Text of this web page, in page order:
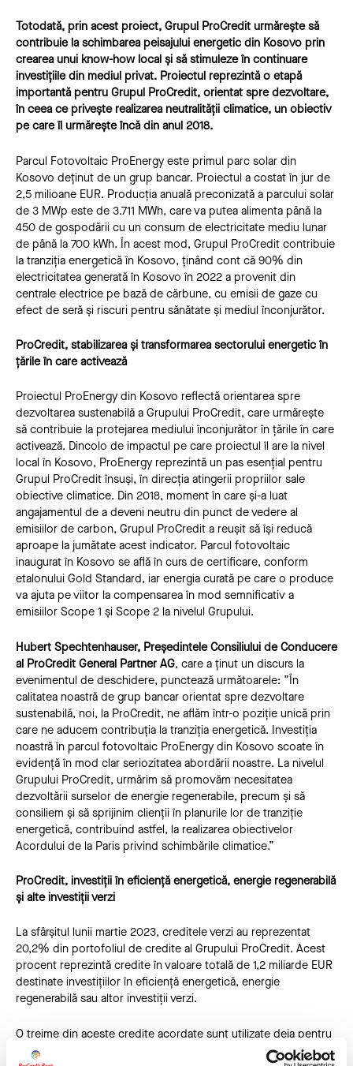
Totodată, prin acest proiect, Grupul ProCredit urmărește să
contribuie la schimbarea peisajului energetic din Kosovo prin
crearea unui know-how local și să stimuleze în continuare
investițiile din mediul privat. Proiectul reprezintă o etapă
importantă pentru Grupul ProCredit, orientat spre dezvoltare,
în ceea ce privește realizarea neutralității climatice, un obiectiv
pe care îl urmărește încă din anul 2018.
Parcul Fotovoltaic ProEnergy este primul parc solar din
Kosovo deținut de un grup bancar. Proiectul a costat în jur de
2,5 milioane EUR. Producția anuală preconizată a parcului solar
de 3 MWp este de 3.711 MWh, care va putea alimenta până la
450 de gospodării cu un consum de electricitate mediu lunar
de până la 700 kWh. În acest mod, Grupul ProCredit contribuie
la tranziția energetică în Kosovo, ținând cont că 90% din
electricitatea generată în Kosovo în 2022 a provenit din
centrale electrice pe bază de cărbune, cu emisii de gaze cu
efect de seră și riscuri pentru sănătate și mediul înconjurător.
ProCredit, stabilizarea și transformarea sectorului energetic în
țările în care activează
Proiectul ProEnergy din Kosovo reflectă orientarea spre
dezvoltarea sustenabilă a Grupului ProCredit, care urmărește
să contribuie la protejarea mediului înconjurător în țările în care
activează. Dincolo de impactul pe care proiectul îl are la nivel
local în Kosovo, ProEnergy reprezintă un pas esențial pentru
Grupul ProCredit însuși, în direcția atingerii propriilor sale
obiective climatice. Din 2018, moment în care și-a luat
angajamentul de a deveni neutru din punct de vedere al
emisiilor de carbon, Grupul ProCredit a reușit să își reducă
aproape la jumătate acest indicator. Parcul fotovoltaic
inaugurat în Kosovo se află în curs de certificare, conform
etalonului Gold Standard, iar energia curată pe care o produce
va ajuta pe viitor la compensarea în mod semnificativ a
emisiilor Scope 1 și Scope 2 la nivelul Grupului.
Hubert Spechtenhauser, Președintele Consiliului de Conducere
al ProCredit General Partner AG, care a ținut un discurs la
evenimentul de deschidere, punctează următoarele: ”În
calitatea noastră de grup bancar orientat spre dezvoltare
sustenabilă, noi, la ProCredit, ne aflăm într-o poziție unică prin
care ne aducem contribuția la tranziția energetică. Investiția
noastră în parcul fotovoltaic ProEnergy din Kosovo scoate în
evidență în mod clar seriozitatea abordării noastre. La nivelul
Grupului ProCredit, urmărim să promovăm necesitatea
dezvoltării surselor de energie regenerabile, precum și să
consiliem și să sprijinim clienții în planurile lor de tranziție
energetică, contribuind astfel, la realizarea obiectivelor
Acordului de la Paris privind schimbările climatice.”
ProCredit, investiții în eficiență energetică, energie regenerabilă
și alte investiții verzi
La sfârșitul lunii martie 2023, creditele verzi au reprezentat
20,2% din portofoliul de credite al Grupului ProCredit. Acest
procent reprezintă credite în valoare totală de 1,2 miliarde EUR
destinate investițiilor în eficiență energetică, energie
regenerabilă sau altor investiții verzi.
O treime din aceste credite acordate sunt utilizate deja pentru
proiecte de energie regenerabilă. Pana la data de 31 martie